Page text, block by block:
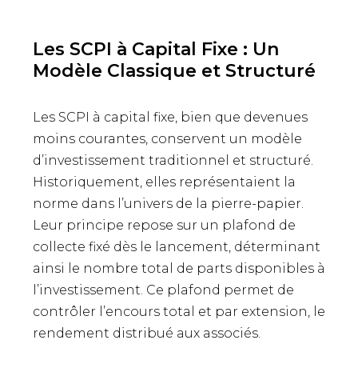
Les SCPI à Capital Fixe : Un
Modèle Classique et Structuré
Les SCPI à capital fixe, bien que devenues
moins courantes, conservent un modèle
d’investissement traditionnel et structuré.
Historiquement, elles représentaient la
norme dans l’univers de la pierre-papier.
Leur principe repose sur un plafond de
collecte fixé dès le lancement, déterminant
ainsi le nombre total de parts disponibles à
l’investissement. Ce plafond permet de
contrôler l’encours total et par extension, le
rendement distribué aux associés.